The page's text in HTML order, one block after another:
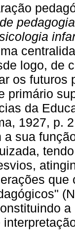
logo, de
os
primário
da
1927, p.
a sua